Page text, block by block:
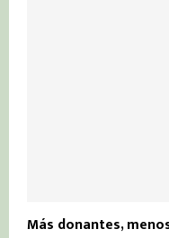
Más donantes,